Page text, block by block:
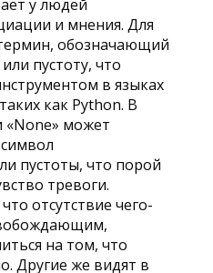
у людей
и мнения. Для
обозначающий
пустоту, что
в языках
как Python. В
«None» может
пустоты, что порой
тревоги.
отсутствие чего-
на том, что
Другие же видят в